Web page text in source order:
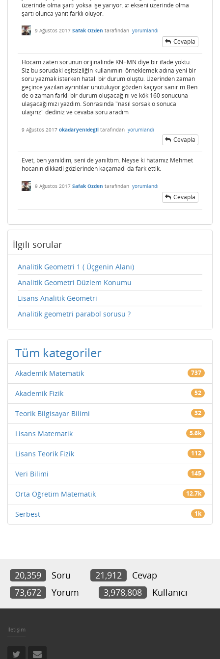
üzerinde olma şartı yoksa işe yarıyor. x
x ekseni üzerinde olma
şartı olunca yanıt farklı oluyor.
9 Ağustos 2017 Safak Ozden tarafından yorumlandı
Cevapla
Hocam zaten sorunun orijinalinde KN+MN diye bir ifade yoktu.
Siz bu sorudaki eşitsizliğin kullanımını örneklemek adına yeni bir
soru yazmak isterken hatalı bir durum oluştu. Üzerinden zaman
geçince yazılan ayrıntılar unutuluyor gözden kaçıyor sanırım.Ben
de o zaman farklı bir durum oluşacağını ve kök 160 sonucuna
ulaşacağımızı yazdım. Sonrasında "nasıl sorsak o sonuca
ulaşırız" dediniz ve cevaba soru aradım
9 Ağustos 2017 okadaryenidegil tarafından yorumlandı
Cevapla
Evet, ben yanıldım, seni de yanılttım. Neyse ki hatamız Mehmet
hocanın dikkatli gözlerinden kaçamadı da fark ettik.
9 Ağustos 2017 Safak Ozden tarafından yorumlandı
Cevapla
İlgili sorular
Analitik Geometri 1 ( Üçgenin Alanı)
Analitik Geometri Düzlem Konumu
Lisans Analitik Geometri
Analitik geometri parabol sorusu ?
Tüm kategoriler
Akademik Matematik 737
Akademik Fizik 52
Teorik Bilgisayar Bilimi 32
Lisans Matematik 5.6k
Lisans Teorik Fizik 112
Veri Bilimi 145
Orta Öğretim Matematik 12.7k
Serbest 1k
20,359 Soru 21,912
Cevap
73,672
Yorum 3,978,808 Kullanıcı
İletişim